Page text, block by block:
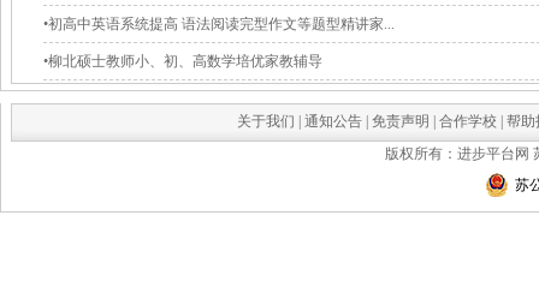
•初高中英语系统提高 语法阅读完型作文等题型精讲家...
•柳北硕士教师小、初、高数学培优家教辅导
关于我们 通知公告 免责声明 合作学校
帮助
版权所有：进步平台网
苏